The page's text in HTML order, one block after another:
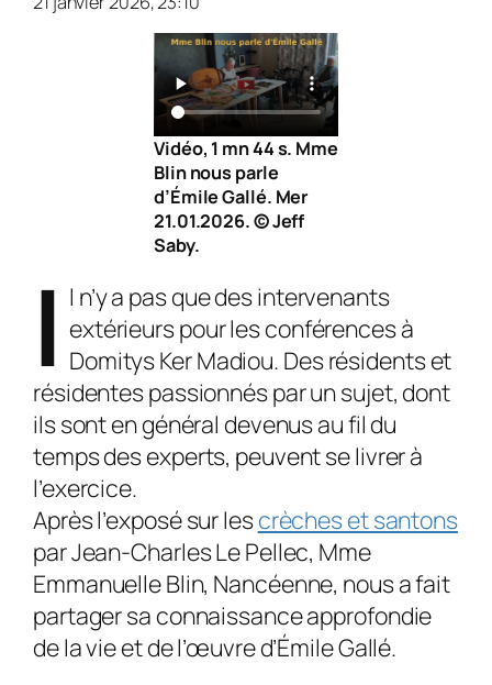
Vidéo, 1 mn 44 s. Mme
Blin nous parle
d’Émile Gallé. Mer
21.01.2026. © Jeff
Saby.
I l n’y a pas que des intervenants
extérieurs pour les conférences à
Domitys Ker Madiou. Des résidents et
résidentes passionnés par un sujet, dont
ils sont en général devenus au fil du
temps des experts, peuvent se livrer à
l’exercice.
Après l’exposé sur lescrèches et santons
par Jean-Charles Le Pellec, Mme
Emmanuelle Blin, Nancéenne, nous a fait
partager sa connaissance approfondie
de la vie et de l’œuvre d’Émile Gallé.